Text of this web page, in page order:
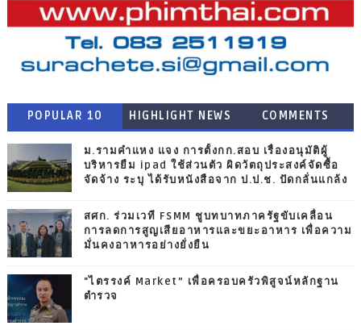
POPULAR 10 HIGHLIGHT NEWS COMMENTS
ม.รามคำแหง แจง การตั้งกก.สอบ เรื่องอนุมัติผู้
บริหารยืม ipad ใช้ส่วนตัว ผิดวัตถุประสงค์จัดซื้อ
จัดจ้าง ระบุ ได้รับหนังสือจาก ป.ป.ช. ปัดกลั่นแกล้ง
สศก. ร่วมเวที FSMM ชูบทบาทภาครัฐขับเคลื่อน
การลดการสูญเสียอาหารและขยะอาหาร เพื่อความ
มั่นคงอาหารอย่างยั่งยืน
"ไตรรงค์ Market” เพื่อครอบครัวพิสูจน์หลักฐาน
ตำรวจ